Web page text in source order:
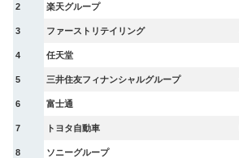
2 楽天グループ
3 ファーストリテイリング
4 任天堂
5 三井住友フィナンシャルグループ
6 富士通
7 トヨタ自動車
8 ソニーグループ